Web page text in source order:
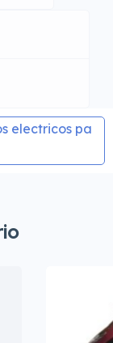
electricos pa